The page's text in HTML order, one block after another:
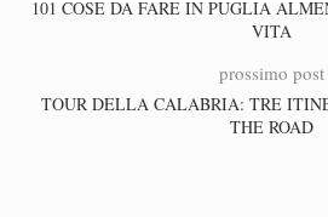
101 COSE DA FARE IN PUGLIA
VITA
prossimo post
TOUR DELLA CALABRIA: TRE
THE ROAD